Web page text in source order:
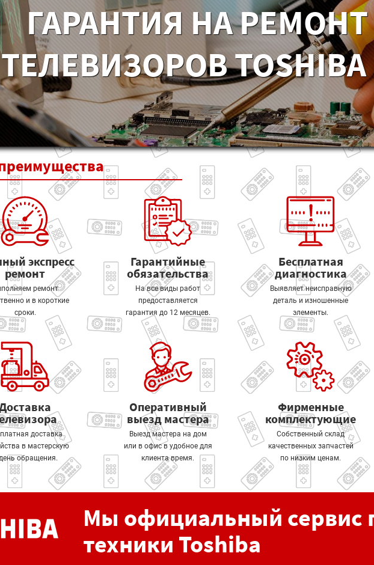
ГАРАНТИЯ НА РЕМОНТ
ТЕЛЕВИЗОРОВ
экспресс
ремонт
ремонт
и в короткие
сроки.
Гарантийные
обязательства
На все виды работ
предоставляется
гарантия до 12 месяцев.
Бесплатная
диагностика
Выявляет неисправную
деталь и изношенные
элементы.
доставка
в мастерскую
обращения.
Оперативный
выезд мастера
Выезд мастера на дом
или в офис в удобное для
клиента время.
Фирменные
комплектующие
Собственный склад
качественных запчастей
по низким ценам.
Мы официальный сервис
техники Toshiba